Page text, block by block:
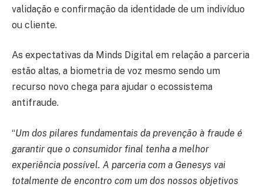
validação e confirmação da identidade de um indivíduo
ou cliente.
As expectativas da Minds Digital em relação a parceria
estão altas, a biometria de voz mesmo sendo um
recurso novo chega para ajudar o ecossistema
antifraude.
“Um dos pilares fundamentais da prevenção à fraude é
garantir que o consumidor final tenha a melhor
experiência possível. A parceria com a Genesys vai
totalmente de encontro com um dos nossos objetivos